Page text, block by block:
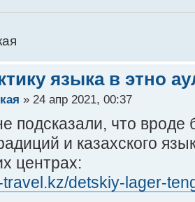
языка в этно
» 24 апр 2021, 00:37
подсказали, что вроде
и казахского
центрах:
travel.kz/detskiy-lager-